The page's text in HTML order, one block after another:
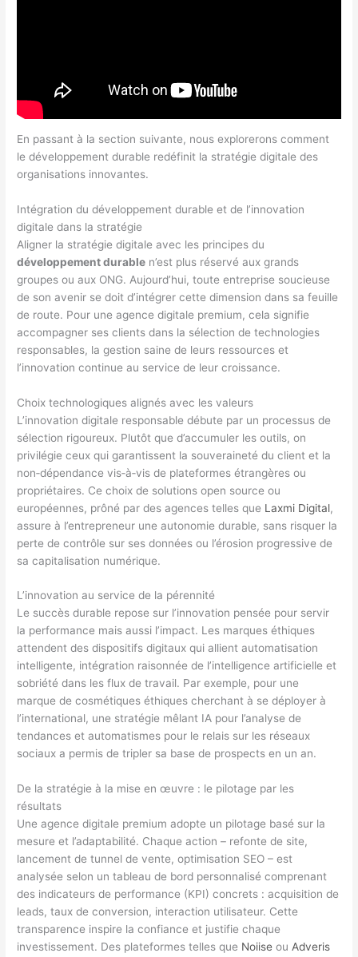
En passant à la section suivante, nous explorerons comment
le développement durable redéfinit la stratégie digitale des
organisations innovantes.
Intégration du développement durable et de l’innovation
digitale dans la stratégie
Aligner la stratégie digitale avec les principes du
développement durable n’est plus réservé aux grands
groupes ou aux ONG. Aujourd’hui, toute entreprise soucieuse
de son avenir se doit d’intégrer cette dimension dans sa feuille
de route. Pour une agence digitale premium, cela signifie
accompagner ses clients dans la sélection de technologies
responsables, la gestion saine de leurs ressources et
l’innovation continue au service de leur croissance.
Choix technologiques alignés avec les valeurs
L’innovation digitale responsable débute par un processus de
sélection rigoureux. Plutôt que d’accumuler les outils, on
privilégie ceux qui garantissent la souveraineté du client et la
non‑dépendance vis‑à‑vis de plateformes étrangères ou
propriétaires. Ce choix de solutions open source ou
européennes, prôné par des agences telles que Laxmi Digital,
assure à l’entrepreneur une autonomie durable, sans risquer la
perte de contrôle sur ses données ou l’érosion progressive de
sa capitalisation numérique.
L’innovation au service de la pérennité
Le succès durable repose sur l’innovation pensée pour servir
la performance mais aussi l’impact. Les marques éthiques
attendent des dispositifs digitaux qui allient automatisation
intelligente, intégration raisonnée de l’intelligence artificielle et
sobriété dans les flux de travail. Par exemple, pour une
marque de cosmétiques éthiques cherchant à se déployer à
l’international, une stratégie mêlant IA pour l’analyse de
tendances et automatismes pour le relais sur les réseaux
sociaux a permis de tripler sa base de prospects en un an.
De la stratégie à la mise en œuvre : le pilotage par les
résultats
Une agence digitale premium adopte un pilotage basé sur la
mesure et l’adaptabilité. Chaque action – refonte de site,
lancement de tunnel de vente, optimisation SEO – est
analysée selon un tableau de bord personnalisé comprenant
des indicateurs de performance (KPI) concrets : acquisition de
leads, taux de conversion, interaction utilisateur. Cette
transparence inspire la confiance et justifie chaque
investissement. Des plateformes telles que Noiise ouAdveris